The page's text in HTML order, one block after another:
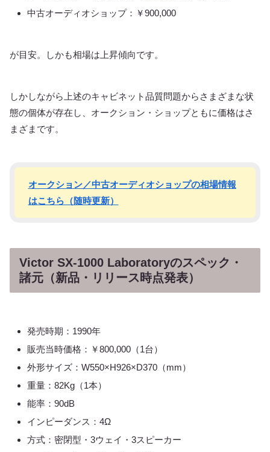
中古オーディオショップ：￥900,000
が目安。しかも相場は上昇傾向です。
しかしながら上述のキャビネット品質問題からさまざまな状
態の個体が存在し、オークション・ショップともに価格はさ
まざまです。
オークション／中古オーディオショップの相場情報
はこちら（随時更新）
Victor SX-1000 Laboratoryのスペック・
諸元（新品・リリース時点発表）
発売時期：1990年
販売当時価格：￥800,000（1台）
外形サイズ：W550×H926×D370（mm）
重量：82Kg（1本）
能率：90dB
インピーダンス：4Ω
方式：密閉型・3ウェイ・3スピーカー